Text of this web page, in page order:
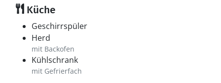
Küche
Geschirrspüler
Herd
mit Backofen
Kühlschrank
mit Gefrierfach